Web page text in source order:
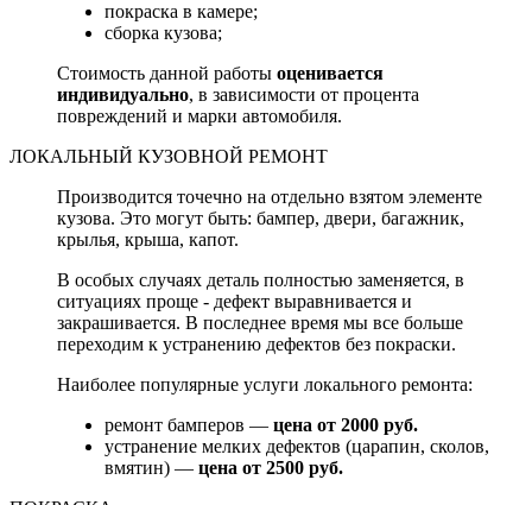
покраска в камере;
сборка кузова;
Стоимость данной работы оценивается
индивидуально, в зависимости от процента
повреждений и марки автомобиля.
ЛОКАЛЬНЫЙ КУЗОВНОЙ РЕМОНТ
Производится точечно на отдельно взятом элементе
кузова. Это могут быть: бампер, двери, багажник,
крылья, крыша, капот.
В особых случаях деталь полностью заменяется, в
ситуациях проще - дефект выравнивается и
закрашивается. В последнее время мы все больше
переходим к устранению дефектов без покраски.
Наиболее популярные услуги локального ремонта:
ремонт бамперов — цена от 2000 руб.
устранение мелких дефектов (царапин, сколов,
вмятин) — цена от 2500 руб.